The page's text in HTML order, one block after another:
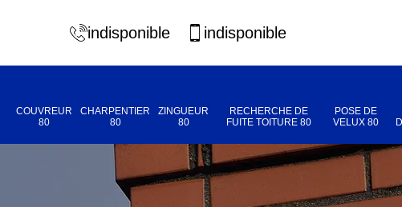
indisponible indisponible
COUVREUR
80
CHARPENTIER
80
ZINGUEUR
80
RECHERCHE DE
FUITE TOITURE 80
POSE DE
VELUX 80